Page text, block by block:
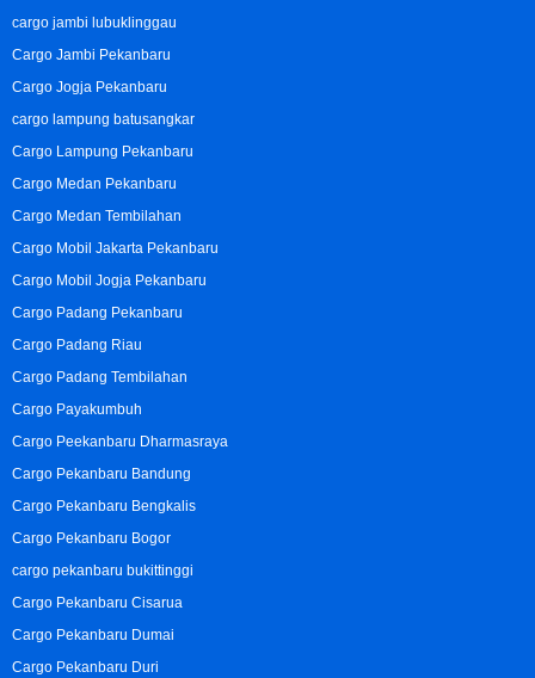
cargo jambi lubuklinggau
Cargo Jambi Pekanbaru
Cargo Jogja Pekanbaru
cargo lampung batusangkar
Cargo Lampung Pekanbaru
Cargo Medan Pekanbaru
Cargo Medan Tembilahan
Cargo Mobil Jakarta Pekanbaru
Cargo Mobil Jogja Pekanbaru
Cargo Padang Pekanbaru
Cargo Padang Riau
Cargo Padang Tembilahan
Cargo Payakumbuh
Cargo Peekanbaru Dharmasraya
Cargo Pekanbaru Bandung
Cargo Pekanbaru Bengkalis
Cargo Pekanbaru Bogor
cargo pekanbaru bukittinggi
Cargo Pekanbaru Cisarua
Cargo Pekanbaru Dumai
Cargo Pekanbaru Duri